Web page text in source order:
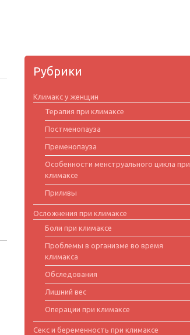
Рубрики
Климакс у женщин
Терапия при климаксе
Постменопауза
Пременопауза
Особенности менструального цикла при
климаксе
Приливы
Осложнения при климаксе
Боли при климаксе
Проблемы в организме во время
климакса
Обследования
Лишний вес
Операции при климаксе
Секс и беременность при климаксе